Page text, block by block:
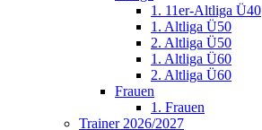
1. 11er-Altliga Ü40
1. Altliga Ü50
2. Altliga Ü50
1. Altliga Ü60
2. Altliga Ü60
Frauen
1. Frauen
Trainer 2026/2027